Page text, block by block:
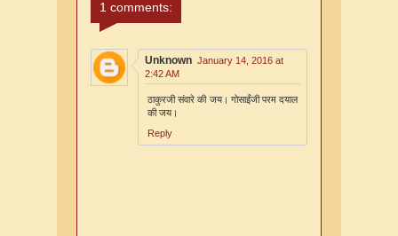
1 comments:
Unknown January 14, 2016 at
2:42 AM
ठाकुरजी संवारे की जय। गोसाईंजी परम दयाल
की जय।
Reply